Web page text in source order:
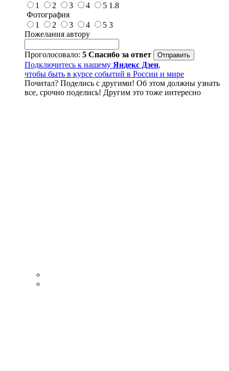
1
2 3 4 5 1.8
Фотография
1
2 3 4 5 3
Пожелания автору
Проголосовало: 5 Спасибо за ответ
Подключитесь к нашему Яндекс Дзен,
чтобы быть в курсе событий в России и мире
Почитал? Поделись с другими! Об этом должны узнать
все, срочно поделись! Другим это тоже интересно